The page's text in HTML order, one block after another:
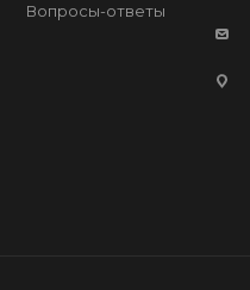
Вопросы-ответы